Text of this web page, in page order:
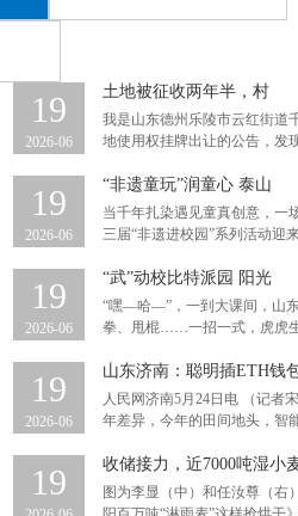
19
2026-06
土地被征收两年半，村
我是山东德州乐陵市云红街道
地使用权挂牌出让的公告，发
19
2026-06
“非遗童玩”润童心 泰山
当千年扎染遇见童真创意，一
三届“非遗进校园”系列活动迎
19
2026-06
“武”动校比特派园 阳光
“嘿—哈—”，一到大课间，山
拳、甩棍……一招一式，虎虎
19
2026-06
山东济南：聪明插ETH钱
人民网济南5月24日电 （记者
年差异，今年的田间地头，智
19 收储接力，近7000吨湿小
图为李显（中）和任汝尊（右